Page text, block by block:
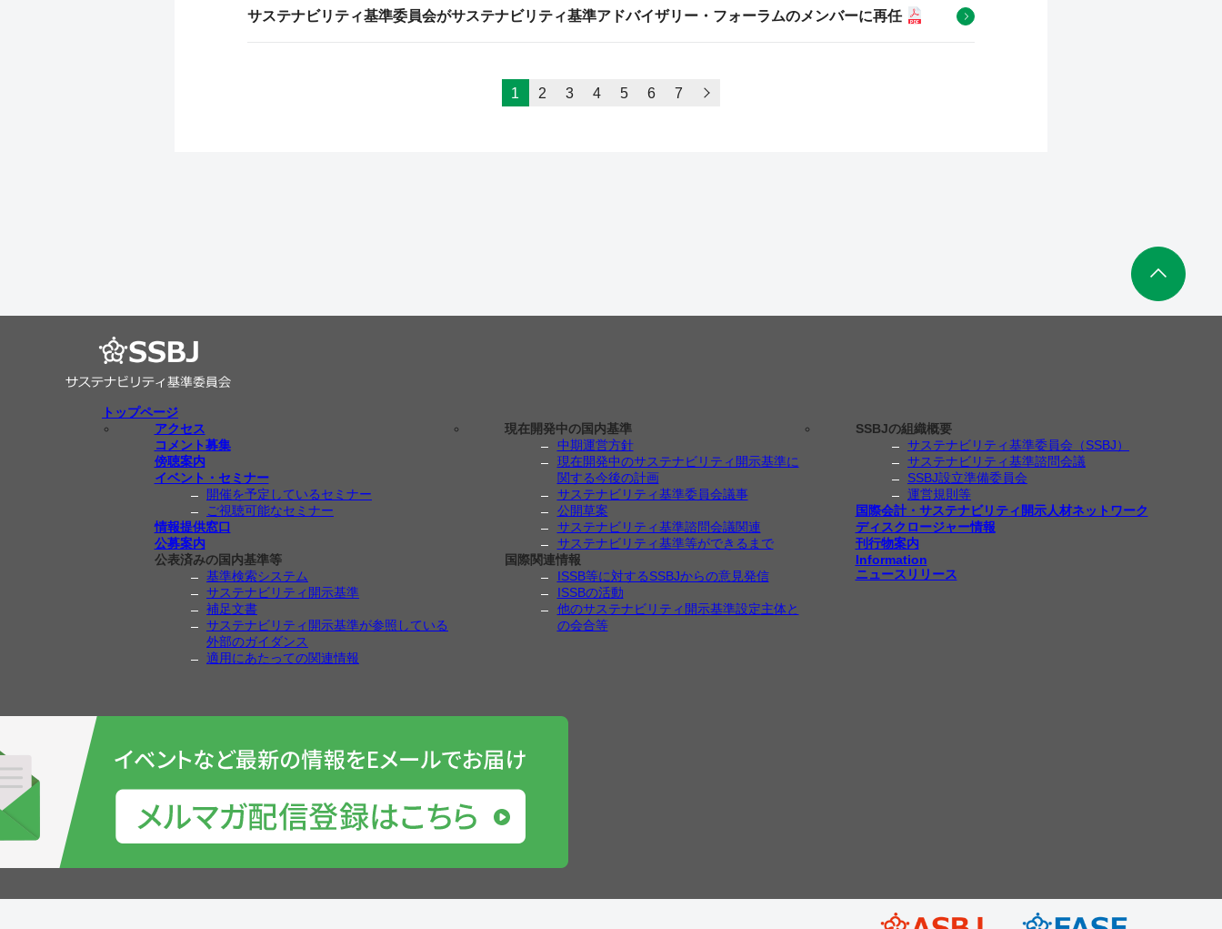
サステナビリティ基準委員会がサステナビリティ基準アドバイザリー・フォーラムのメンバーに再任
1 2 3 4 5 6 7
トップページ
アクセス
コメント募集
傍聴案内
イベント・セミナー
開催を予定しているセミナー
ご視聴可能なセミナー
情報提供窓口
公募案内
公表済みの国内基準等
基準検索システム
サステナビリティ開示基準
補足文書
サステナビリティ開示基準が参照している
外部のガイダンス
適用にあたっての関連情報
現在開発中の国内基準
中期運営方針
現在開発中のサステナビリティ開示基準に
関する今後の計画
サステナビリティ基準委員会議事
公開草案
サステナビリティ基準諮問会議関連
サステナビリティ基準等ができるまで
国際関連情報
ISSB等に対するSSBJからの意見発信
ISSBの活動
他のサステナビリティ開示基準設定主体と
の会合等
SSBJの組織概要
サステナビリティ基準委員会（SSBJ）
サステナビリティ基準諮問会議
SSBJ設立準備委員会
運営規則等
国際会計・サステナビリティ開示人材ネットワーク
ディスクロージャー情報
刊行物案内
Information
ニュースリリース